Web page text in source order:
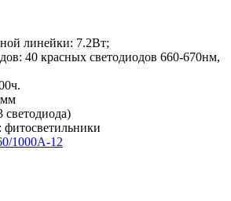
линейки: 7.2Вт;
40 красных светодиодов 660-670нм,
1000A-12